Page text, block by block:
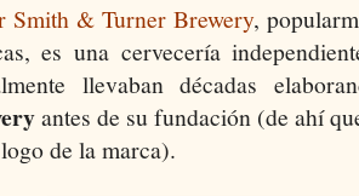
Smith & Turner Brewery,
es una cervecería
llevaban décadas
antes de su fundación (de ahí
de la marca).